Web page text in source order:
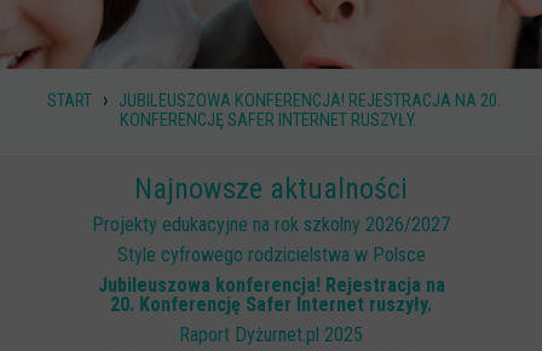
START › JUBILEUSZOWA KONFERENCJA! REJESTRACJA NA 20.
KONFERENCJĘ SAFER INTERNET RUSZYŁY.
Najnowsze aktualności
Projekty edukacyjne na rok szkolny 2026/2027
Style cyfrowego rodzicielstwa w Polsce
Jubileuszowa konferencja! Rejestracja na
20. Konferencję Safer Internet ruszyły.
Raport Dyżurnet.pl 2025
Biblioteka
Poradniki i publikacje
Dla nauczycieli
W sieci przyjaźni
(Nie)widzialne ślady online
Piosenka edukacyjna i teledysk